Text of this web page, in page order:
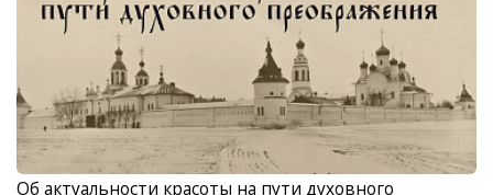
Об актуальности красоты на пути духовного